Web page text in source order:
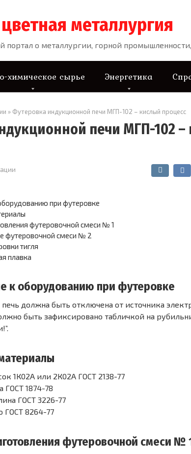
металлургия
портал о металлургии, горной
химическое сырье Энергетика
» Футеровка индукционной печи МГП-102 – кислый процесс
печи МГП-102 –
при футеровке
футеровочной смеси № 1
футеровочной смеси № 2
тигля
плавка
к оборудованию при футеровке
должна быть отключена от источника
быть зафиксировано табличкой на
1К02А или 2К02А ГОСТ 2138-77
ГОСТ 1874-78
ГОСТ 3226-77
ГОСТ 8264-77
футеровочной смеси №